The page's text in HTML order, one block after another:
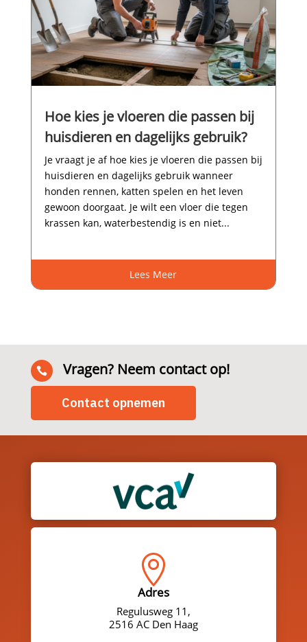
Hoe kies je vloeren die passen bij
huisdieren en dagelijks gebruik?
Je vraagt je af hoe kies je vloeren die passen bij
huisdieren en dagelijks gebruik wanneer
honden rennen, katten spelen en het leven
gewoon doorgaat.​ Je wilt een vloer die tegen
krassen kan, waterbestendig is en niet...
Lees Meer
 Vragen? Neem contact op!
Contact opnemen

Adres
Regulusweg 11,
2516 AC Den Haag